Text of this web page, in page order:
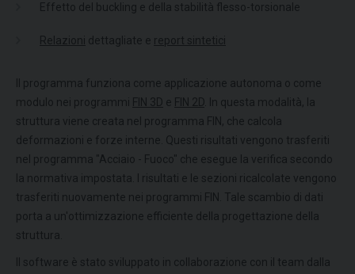
Effetto del buckling e della stabilità flesso-torsionale
Relazioni dettagliate e report sintetici
Il programma funziona come applicazione autonoma o come
modulo nei programmi FIN 3D e FIN 2D . In questa modalità, la
struttura viene creata nel programma FIN, che calcola
deformazioni e forze interne. Questi risultati vengono trasferiti
nel programma "Acciaio - Fuoco" che esegue la verifica secondo
la normativa impostata. I risultati e le sezioni ricalcolate vengono
trasferiti nuovamente nei programmi FIN. Tale scambio di dati
porta a un'ottimizzazione efficiente della progettazione della
struttura.
Il software è stato sviluppato in collaborazione con il team dalla